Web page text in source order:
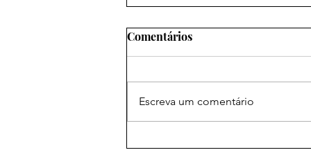
Salvação
Comentários
Escreva um comentário